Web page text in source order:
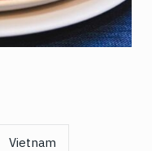
Vietnam